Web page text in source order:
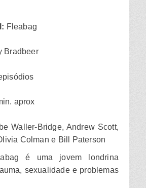
Fleabag
Bradbeer
aprox
Waller-Bridge, Andrew Scott,
Colman e Bill Paterson
é uma jovem londrina
sexualidade e problemas